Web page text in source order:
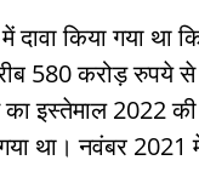
में दावा किया गया
580 करोड़ रुपये से
का इस्तेमाल 2022
था। नवंबर 2021